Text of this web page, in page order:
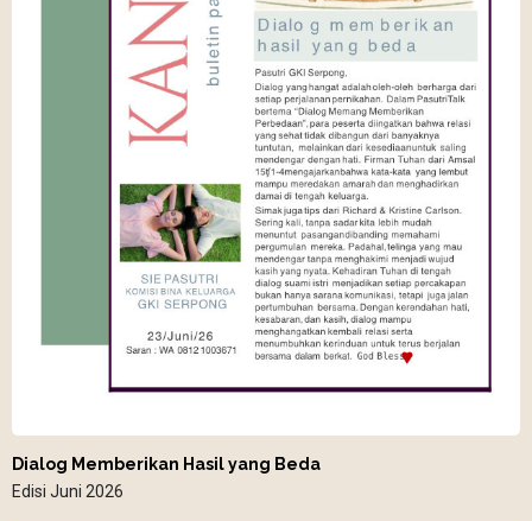
Dialog Memberikan Hasil yang Beda
Edisi Juni 2026